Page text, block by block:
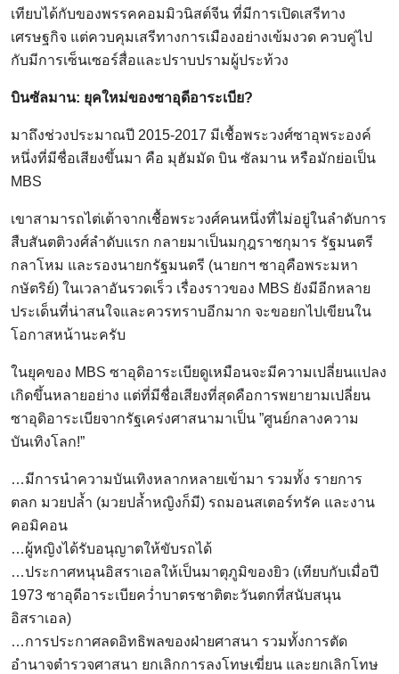
เทียบได้กับของพรรคคอมมิวนิสต์จีน ที่มีการเปิดเสรีทาง
เศรษฐกิจ แต่ควบคุมเสรีทางการเมืองอย่างเข้มงวด ควบคู่ไป
กับมีการเซ็นเซอร์สื่อและปราบปรามผู้ประท้วง
บินซัลมาน: ยุคใหม่ของซาอุดีอาระเบีย?
มาถึงช่วงประมาณปี 2015-2017 มีเชื้อพระวงศ์ซาอุพระองค์
หนึ่งที่มีชื่อเสียงขึ้นมา คือ มุฮัมมัด บิน ซัลมาน หรือมักย่อเป็น
MBS
เขาสามารถไต่เต้าจากเชื้อพระวงศ์คนหนึ่งที่ไม่อยู่ในลำดับการ
สืบสันตติวงศ์ลำดับแรก กลายมาเป็นมกุฎราชกุมาร รัฐมนตรี
กลาโหม และรองนายกรัฐมนตรี (นายกฯ ซาอุคือพระมหา
กษัตริย์) ในเวลาอันรวดเร็ว เรื่องราวของ MBS ยังมีอีกหลาย
ประเด็นที่น่าสนใจและควรทราบอีกมาก จะขอยกไปเขียนใน
โอกาสหน้านะครับ
ในยุคของ MBS ซาอุดิอาระเบียดูเหมือนจะมีความเปลี่ยนแปลง
เกิดขึ้นหลายอย่าง แต่ที่มีชื่อเสียงที่สุดคือการพยายามเปลี่ยน
ซาอุดิอาระเบียจากรัฐเคร่งศาสนามาเป็น ”ศูนย์กลางความ
บันเทิงโลก!”
…มีการนำความบันเทิงหลากหลายเข้ามา รวมทั้ง รายการ
ตลก มวยปล้ำ (มวยปล้ำหญิงก็มี) รถมอนสเตอร์ทรัค และงาน
คอมิคอน
…ผู้หญิงได้รับอนุญาตให้ขับรถได้
…ประกาศหนุนอิสราเอลให้เป็นมาตุภูมิของยิว (เทียบกับเมื่อปี
1973 ซาอุดีอาระเบียคว่ำบาตรชาติตะวันตกที่สนับสนุน
อิสราเอล)
…การประกาศลดอิทธิพลของฝ่ายศาสนา รวมทั้งการตัด
อำนาจตำรวจศาสนา ยกเลิกการลงโทษเฆี่ยน และยกเลิกโทษ